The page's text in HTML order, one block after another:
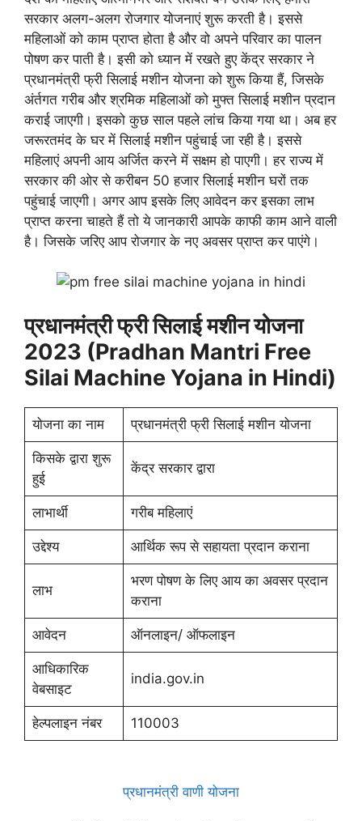
सरकार अलग-अलग रोजगार योजनाएं शुरू करती है। इससे
महिलाओं को काम प्राप्त होता है और वो अपने परिवार का पालन
पोषण कर पाती है। इसी को ध्यान में रखते हुए केंद्र सरकार ने
प्रधानमंत्री फ्री सिलाई मशीन योजना को शुरू किया हैं, जिसके
अंर्तगत गरीब और श्रमिक महिलाओं को मुफ्त सिलाई मशीन प्रदान
कराई जाएगी। इसको कुछ साल पहले लांच किया गया था। अब हर
जरूरतमंद के घर में सिलाई मशीन पहुंचाई जा रही है। इससे
महिलाएं अपनी आय अर्जित करने में सक्षम हो पाएगी। हर राज्य में
सरकार की ओर से करीबन 50 हजार सिलाई मशीन घरों तक
पहुंचाई जाएगी। अगर आप इसके लिए आवेदन कर इसका लाभ
प्राप्त करना चाहते हैं तो ये जानकारी आपके काफी काम आने वाली
है। जिसके जरिए आप रोजगार के नए अवसर प्राप्त कर पाएंगे।
प्रधानमंत्री फ्री सिलाई मशीन योजना
2023 (Pradhan Mantri Free
Silai Machine Yojana in Hindi)
योजना का नाम प्रधानमंत्री फ्री सिलाई मशीन योजना
किसके द्वारा शुरू
हुई
केंद्र सरकार द्वारा
लाभार्थी गरीब महिलाएं
उद्देश्य आर्थिक रूप से सहायता प्रदान कराना
लाभ
भरण पोषण के लिए आय का अवसर प्रदान
कराना
आवेदन ऑनलाइन/ ऑफलाइन
आधिकारिक
वेबसाइट
india.gov.in
हेल्पलाइन नंबर 110003
प्रधानमंत्री वाणी योजना